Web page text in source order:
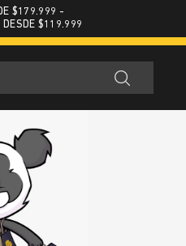
$179.999 -
DESDE $119.999